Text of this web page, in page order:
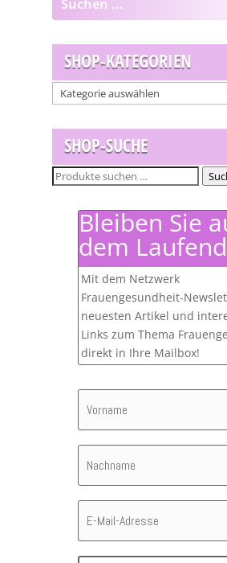
SHOP-KATEGORIEN
SHOP-SUCHE
Suchen
Bleiben Sie
dem
Mit dem Netzwerk
Frauengesundheit-
neuesten Artikel und
Links zum Thema
direkt in Ihre Mailbox!